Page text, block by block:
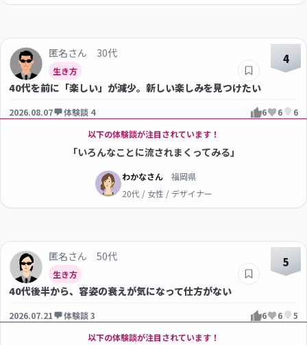
4
生き方
匿名さん 30代
40代を前に「楽しい」が減少。新しい楽しみを見つけたい
2026.08.07 体験談 4 6 6
6
以下の体験談が注目されています！
「いろんなことに流されまくってみる」
わかなさん
福岡県
20代 / 女性 / デザイナー
5
生き方
匿名さん 50代
40代後半から、容姿の衰えが気になって仕方がない
2026.07.21 体験談 3 6 6
5
以下の体験談が注目されています！